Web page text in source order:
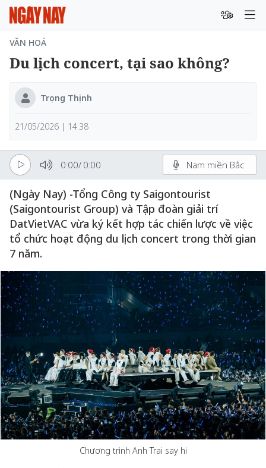
VĂN HOÁ
Du lịch concert, tại sao không?
Trọng Thịnh
21/05/2026 | 14:38
0:00/ 0:00 Nam miền Bắc
(Ngày Nay) -Tổng Công ty Saigontourist
(Saigontourist Group) và Tập đoàn giải trí
DatVietVAC vừa ký kết hợp tác chiến lược về việc
tổ chức hoạt động du lịch concert trong thời gian
7 năm.
Chương trình Anh Trai say hi